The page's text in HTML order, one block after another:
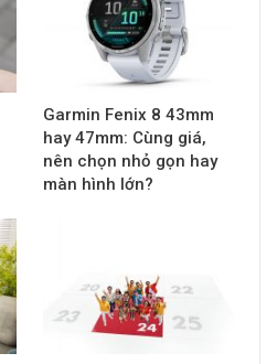
Garmin Fenix 8 43mm
hay 47mm: Cùng giá,
nên chọn nhỏ gọn hay
màn hình lớn?